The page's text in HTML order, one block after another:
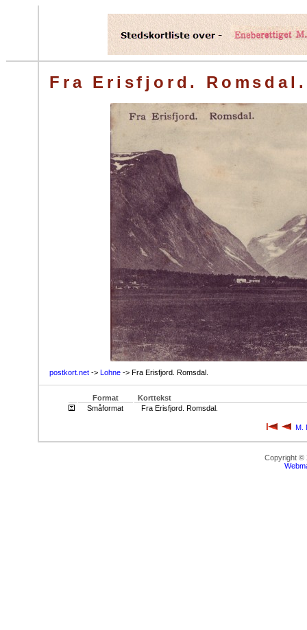
Fra Erisfjord. Romsdal.
postkort.net -> Lohne -> Fra Erisfjord. Romsdal.
Format
Korttekst
Småformat
Fra Erisfjord. Romsdal.
M.
Copyright ©